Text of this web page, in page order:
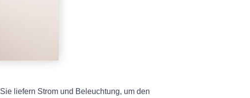
liefern Strom und Beleuchtung, um den